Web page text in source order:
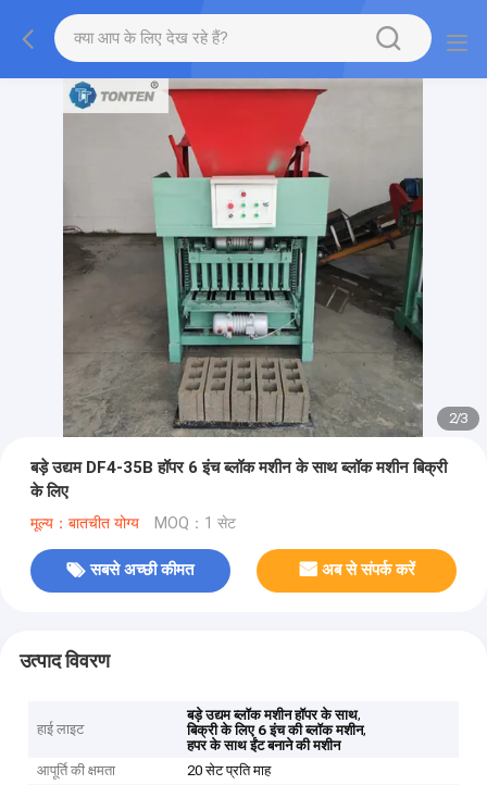
2/3
बड़े उद्यम DF4-35B हॉपर 6 इंच ब्लॉक मशीन के साथ ब्लॉक मशीन बिक्री
के लिए
मूल्य：बातचीत योग्य MOQ：1 सेट
सबसे अच्छी कीमत अब से संपर्क करें
उत्पाद विवरण
हाई लाइट
बड़े उद्यम ब्लॉक मशीन हॉपर के साथ,
बिक्री के लिए 6 इंच की ब्लॉक मशीन,
हपर के साथ ईंट बनाने की मशीन
आपूर्ति की क्षमता
20 सेट प्रति माह